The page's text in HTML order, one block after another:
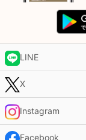
LINE
X
Instagram
Facebook